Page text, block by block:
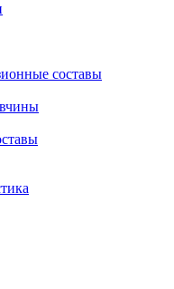
составы